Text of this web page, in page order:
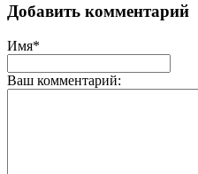
Добавить комментарий
Имя*
Ваш комментарий: